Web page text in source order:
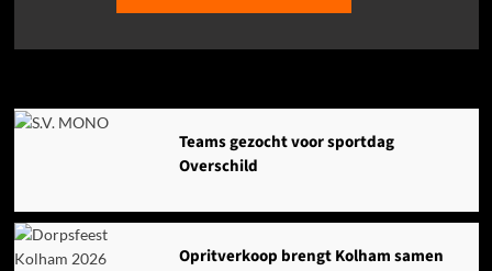
Agenda
Teams gezocht voor sportdag
Overschild
Opritverkoop brengt Kolham samen